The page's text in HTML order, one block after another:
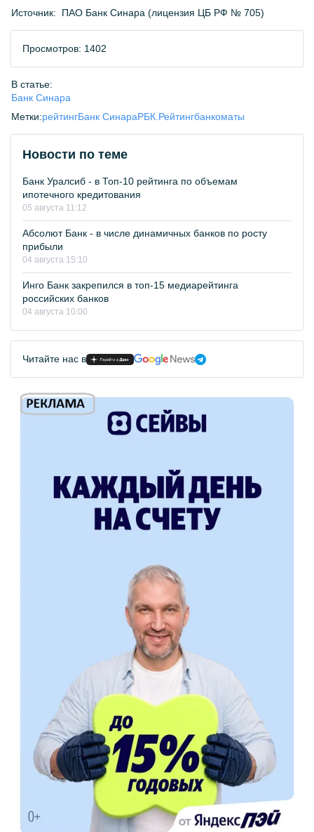
Источник: ПАО Банк Синара (лицензия ЦБ РФ № 705)
Просмотров: 1402
В статье:
Банк Синара
Метки:рейтингБанк СинараРБК.Рейтингбанкоматы
Новости по теме
Банк Уралсиб - в Топ-10 рейтинга по объемам
ипотечного кредитования
05 августа 11:12
Абсолют Банк - в числе динамичных банков по росту
прибыли
04 августа 15:10
Инго Банк закрепился в топ-15 медиарейтинга
российских банков
04 августа 10:00
Читайте нас в